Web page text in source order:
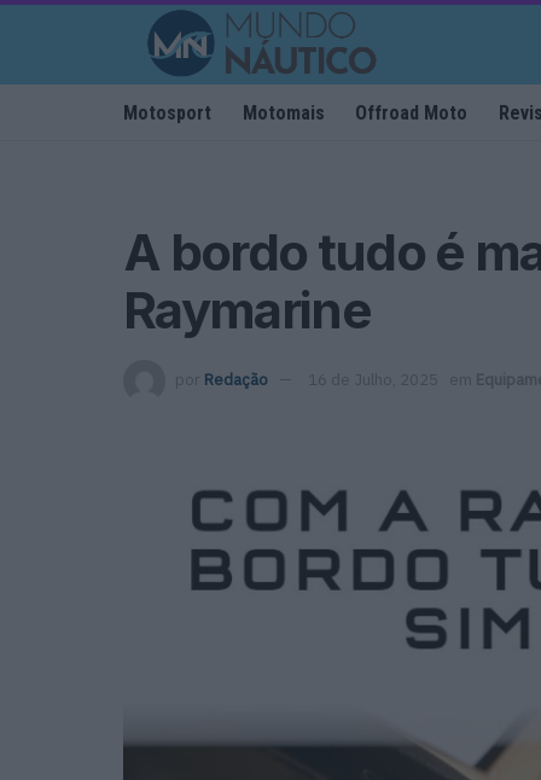
Motosport Motomais Offroad Moto
A bordo tudo é
Raymarine
por Redação 16 de Julho, 2025 em